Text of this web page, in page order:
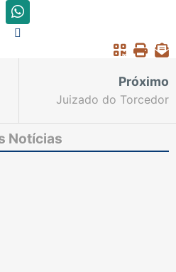
Próximo
Juizado do Torcedor
jogo entre Fortaleza x
Boa Esporte (MG)
Notícias